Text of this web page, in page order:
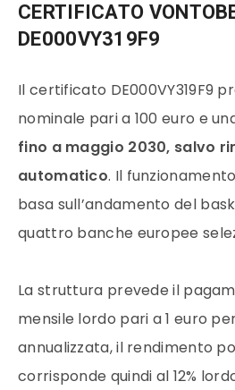
CERTIFICATO
DE000VY319F9
Il certificato DE000VY319F9
nominale pari a 100 euro e
fino a maggio 2030, salvo
automatico. Il
basa sull’andamento del
quattro banche europee
La struttura prevede il
mensile lordo pari a 1 euro
annualizzata, il rendimento
corrisponde quindi al 12%